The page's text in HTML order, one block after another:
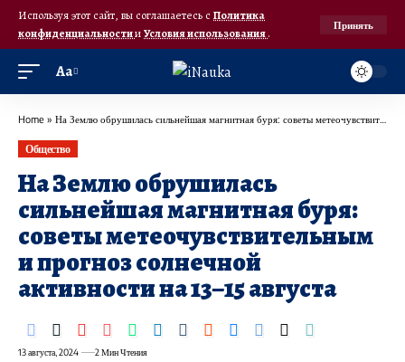
Используя этот сайт, вы соглашаетесь с Политика
конфиденциальностииУсловия использования.
Принять
Аа
Home » На Землю обрушилась сильнейшая магнитная буря: советы метеочувствительным и прогноз солнечной активности на 13–15 августа
Общество
На Землю обрушилась
сильнейшая магнитная буря:
советы метеочувствительным
и прогноз солнечной
активности на 13–15 августа
13 августа, 2024 2 Мин Чтения